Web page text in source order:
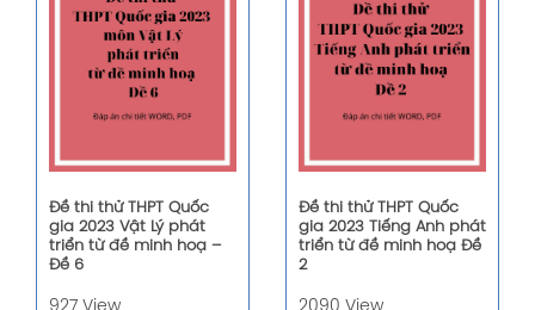
Đề thi thử THPT Quốc
gia 2023 Vật Lý phát
triển từ đề minh hoạ –
Đề 6
927 View
Đề thi thử THPT Quốc
gia 2023 Tiếng Anh phát
triển từ đề minh hoạ Đề
2
2090 View